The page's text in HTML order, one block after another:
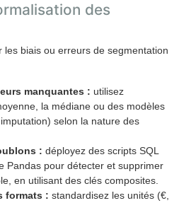
des
les biais ou erreurs de segmentation
manquantes : utilisez
la médiane ou des modèles
selon la nature des
: déployez des scripts SQL
Pandas pour détecter et supprimer
en utilisant des clés composites.
formats : standardisez les unités (€,